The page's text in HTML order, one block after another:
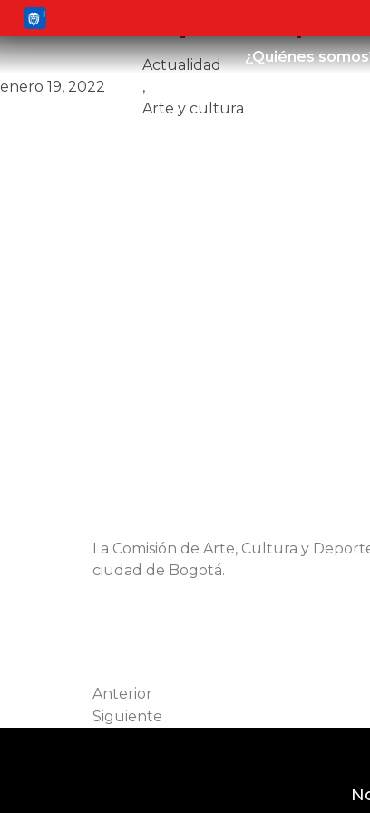
¿Quiénes
Pasantes por la
enero 19, 2022
Actualidad
,
Arte y cultura
La Comisión de Arte, Cultura y
ciudad de Bogotá.
Anterior
Siguiente